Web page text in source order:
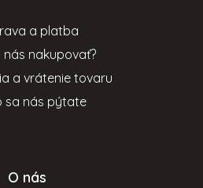
a platba
nás nakupovať?
a vrátenie tovaru
sa nás pýtate
O nás